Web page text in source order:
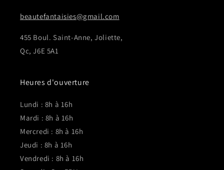
beautefantaisies@gmail.com
455 Boul. Saint-Anne, Joliette,
Qc, J6E 5A1
Heures d'ouverture
Lundi : 8h à 16h
Mardi : 8h à 16h
Mercredi : 8h à 16h
Jeudi : 8h à 16h
Vendredi : 8h à 16h